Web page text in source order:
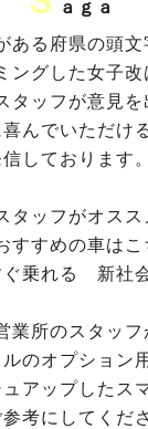
ａｇａ
ある府県の頭文
ングした女子改
タッフが意見を
んでいただけ
しております。
タッフがオスス
すすめの車はこ
乗れる 新社会
業所のスタッフ
のオプション
アップしたス
考にしてくだ